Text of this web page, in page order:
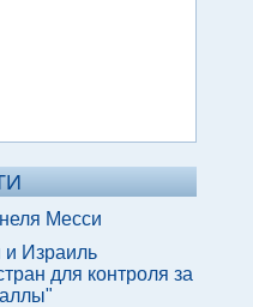
Месси
и Израиль
для контроля за